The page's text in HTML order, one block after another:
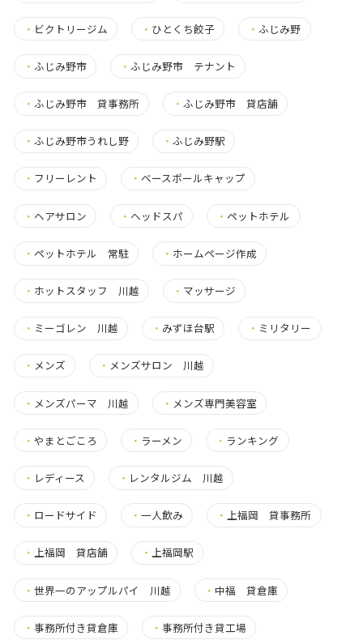
・ ビクトリージム ・ ひとくち餃子 ・ふじみ野
・ ふじみ野市 ・ふじみ野市 テナント
・ ふじみ野市 貸事務所 ・ふじみ野市 貸店舗
・ ふじみ野市うれし野 ・ふじみ野駅
・ フリーレント ・ ベースボールキャップ
・ ヘアサロン ・ ヘッドスパ ・ペットホテル
・ ペットホテル 常駐 ・ ホームページ作成
・ ホットスタッフ 川越 ・ マッサージ
・ ミーゴレン 川越 ・ みずほ台駅 ・ ミリタリー
・ メンズ ・ メンズサロン 川越
・ メンズパーマ 川越 ・ メンズ専門美容室
・ やまとごころ ・ ラーメン ・ ランキング
・ レディース ・ レンタルジム 川越
・ ロードサイド ・一人飲み ・上福岡 貸事務所
・ 上福岡 貸店舗 ・上福岡駅
・ 世界一のアップルパイ 川越 ・中福 貸倉庫
・ 事務所付き貸倉庫 ・ 事務所付き貸工場